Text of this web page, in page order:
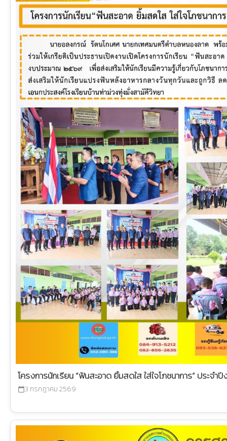
โครงการนักเรียน “ฟันสะอาด ยิ้มสดใส ใส่ใจโภชนาการ” ประจำ
calendar_today3 กรกฎาคม 2569